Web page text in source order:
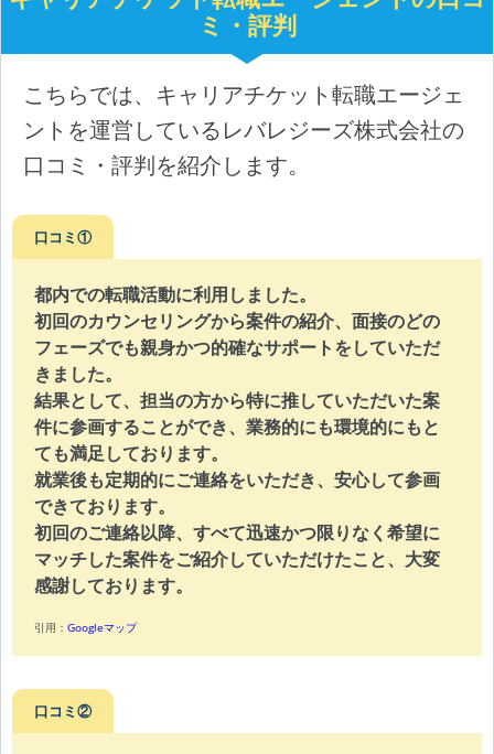
ミ・評判
こちらでは、キャリアチケット転職エージェ
ントを運営しているレバレジーズ株式会社の
口コミ・評判を紹介します。
口コミ①
都内での転職活動に利用しました。
初回のカウンセリングから案件の紹介、面接のどの
フェーズでも親身かつ的確なサポートをしていただ
きました。
結果として、担当の方から特に推していただいた案
件に参画することができ、業務的にも環境的にもと
ても満足しております。
就業後も定期的にご連絡をいただき、安心して参画
できております。
初回のご連絡以降、すべて迅速かつ限りなく希望に
マッチした案件をご紹介していただけたこと、大変
感謝しております。
引用： Googleマップ
口コミ②